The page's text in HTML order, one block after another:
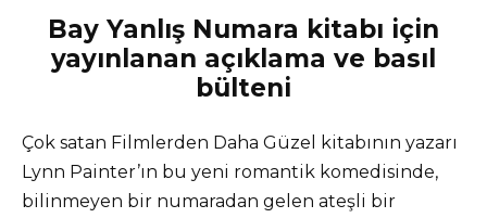
Bay Yanlış Numara kitabı için
yayınlanan açıklama ve basıl
bülteni
Çok satan Filmlerden Daha Güzel kitabının yazarı
Lynn Painter’ın bu yeni romantik komedisinde,
bilinmeyen bir numaradan gelen ateşli bir